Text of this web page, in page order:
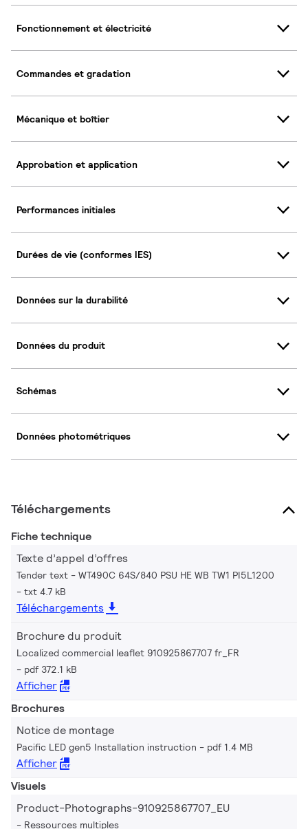
Fonctionnement et électricité
Commandes et gradation
Mécanique et boîtier
Approbation et application
Performances initiales
Durées de vie (conformes IES)
Données sur la durabilité
Données du produit
Schémas
Données photométriques
Téléchargements
Fiche technique
Texte d’appel d’offres
Tender text - WT490C 64S/840 PSU HE WB TW1 PI5L1200
txt 4.7 kB
Téléchargements
Brochure du produit
Localized commercial leaflet 910925867707 fr_FR
pdf 372.1 kB
Afficher
Brochures
Notice de montage
Pacific LED gen5 Installation instruction pdf 1.4 MB
Afficher
Visuels
Product-Photographs-910925867707_EU
Ressources multiples